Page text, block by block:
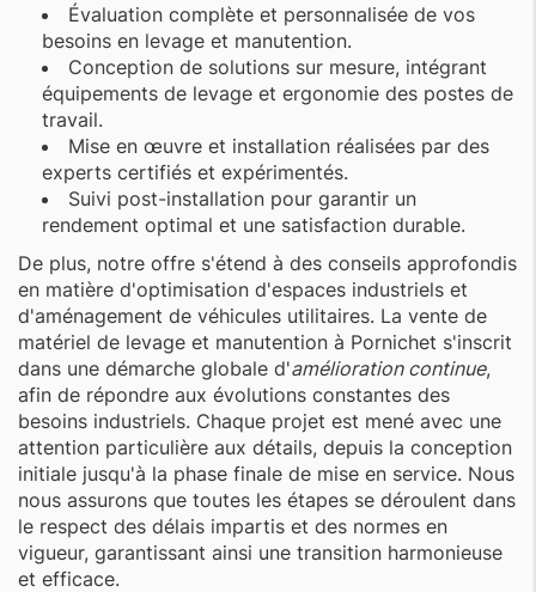
Évaluation complète et personnalisée de vos
besoins en levage et manutention.
Conception de solutions sur mesure, intégrant
équipements de levage et ergonomie des postes de
travail.
Mise en œuvre et installation réalisées par des
experts certifiés et expérimentés.
Suivi post-installation pour garantir un
rendement optimal et une satisfaction durable.
De plus, notre offre s'étend à des conseils approfondis
en matière d'optimisation d'espaces industriels et
d'aménagement de véhicules utilitaires. La vente de
matériel de levage et manutention à Pornichet s'inscrit
dans une démarche globale d'amélioration continue,
afin de répondre aux évolutions constantes des
besoins industriels. Chaque projet est mené avec une
attention particulière aux détails, depuis la conception
initiale jusqu'à la phase finale de mise en service. Nous
nous assurons que toutes les étapes se déroulent dans
le respect des délais impartis et des normes en
vigueur, garantissant ainsi une transition harmonieuse
et efficace.